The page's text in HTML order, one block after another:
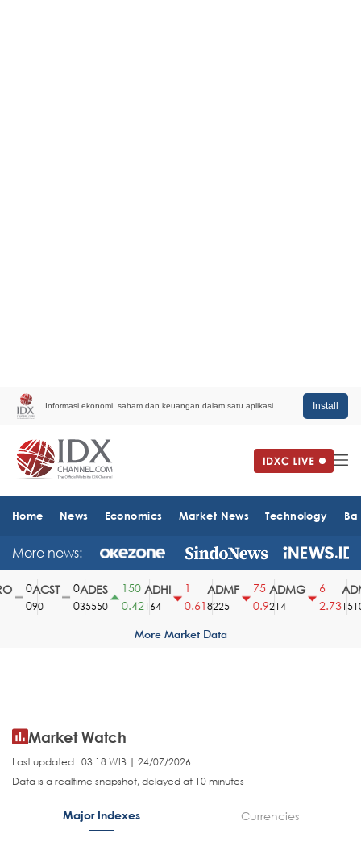
Informasi ekonomi, saham dan keuangan dalam satu aplikasi. Install
Home News Economics Market News Technology
More news:
ACST
90
ADES
35550
150
0.42
ADHI
164
0.61
ADMF
8225
75
0.9
ADMG
214
2.731510
More Market Data
Market Watch
Last updated : 03.18 WIB | 24/07/2026
Data is a realtime snapshot, delayed at 10 minutes
Major Indexes Currencies